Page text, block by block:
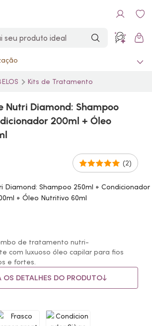
Kits de Tratamento
Nutri Diamond: Shampoo
200ml + Óleo
(2)
de tratamento nutri-
com luxuoso óleo capilar para fios
e fortes.
OS DETALHES DO PRODUTO